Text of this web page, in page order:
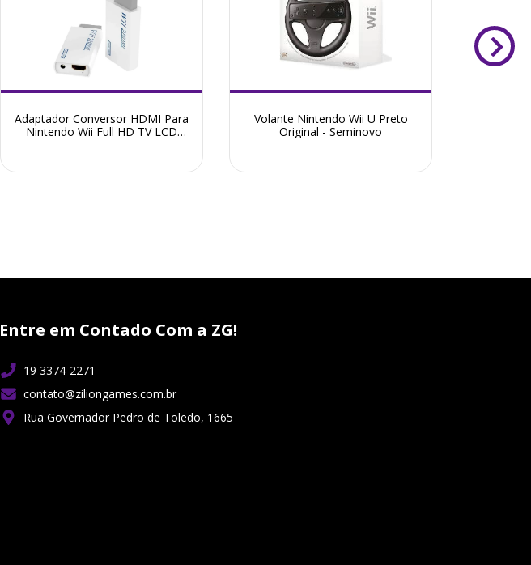
Adaptador Conversor HDMI Para
Nintendo Wii Full HD TV LCD
Volante Nintendo Wii U Preto
Original - Seminovo
Entre em Contado Com a ZG!
19 3374-2271
contato@ziliongames.com.br
Rua Governador Pedro de Toledo, 1665